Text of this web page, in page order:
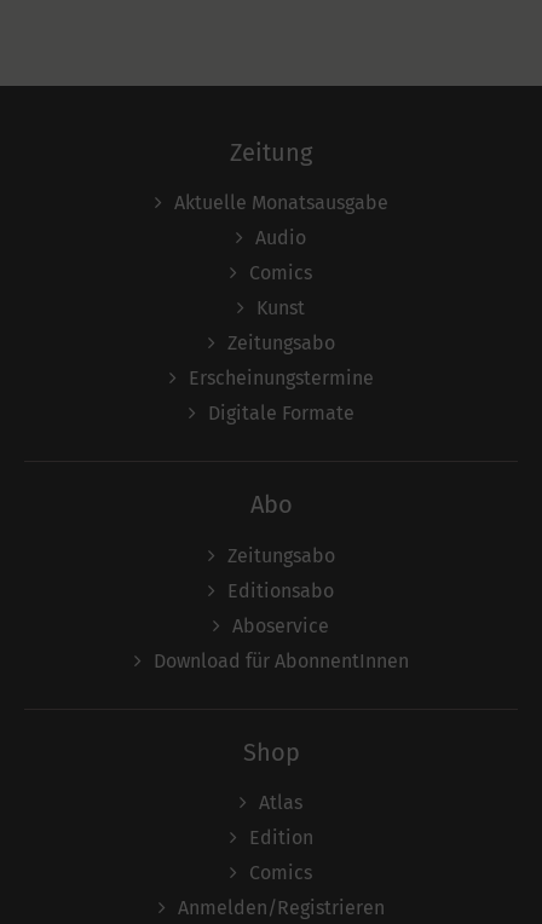
Zeitung
Aktuelle Monatsausgabe
Audio
Comics
Kunst
Zeitungsabo
Erscheinungstermine
Digitale Formate
Abo
Zeitungsabo
Editionsabo
Aboservice
Download für AbonnentInnen
Shop
Atlas
Edition
Comics
Anmelden/Registrieren